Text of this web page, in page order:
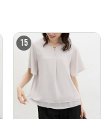
15